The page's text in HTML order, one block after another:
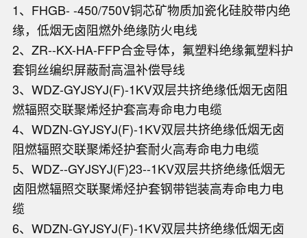
1、FHGB- -450/750V铜芯矿物质加瓷化硅胶带内绝
缘，低烟无卤阻燃外绝缘防火电线
2、ZR--KX-HA-FFP合金导体，氟塑料绝缘氟塑料护
套铜丝编织屏蔽耐高温补偿导线
3、WDZ-GYJSYJ(F)-1KV双层共挤绝缘低烟无卤阻
燃辐照交联聚烯烃护套高寿命电力电缆
4、WDZN-GYJSYJ(F)-1KV双层共挤绝缘低烟无卤
阻燃辐照交联聚烯烃护套耐火高寿命电力电缆
5、WDZ--GYJSYJ(F)23--1KV双层共挤绝缘低烟无
卤阻燃辐照交联聚烯烃护套钢带铠装高寿命电力电
缆
6、WDZN-GYJSYJ(F)-1KV双层共挤绝缘低烟无卤